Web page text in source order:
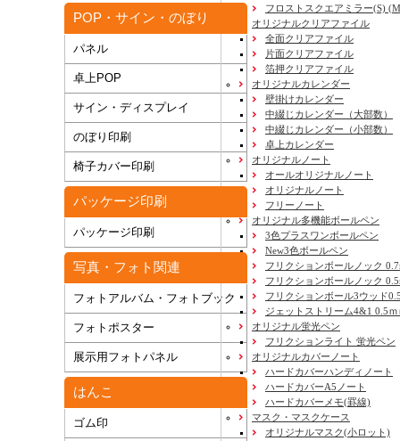
POP・サイン・のぼり
パネル
卓上POP
サイン・ディスプレイ
のぼり印刷
椅子カバー印刷
パッケージ印刷
パッケージ印刷
写真・フォト関連
フォトアルバム・フォトブック
フォトポスター
展示用フォトパネル
はんこ
ゴム印
フロストスクエアミラー(S)
オリジナルクリアファイル
全面クリアファイル
片面クリアファイル
箔押クリアファイル
オリジナルカレンダー
壁掛けカレンダー
中綴じカレンダー（大部数）
中綴じカレンダー（小部数）
卓上カレンダー
オリジナルノート
オールオリジナルノート
オリジナルノート
フリーノート
オリジナル多機能ボールペン
3色プラスワンボールペン
New3色ボールペン
フリクションボールノック
フリクションボールノック
フリクションボール3ウッド
ジェットストリーム4&1 0.5ｍ
オリジナル蛍光ペン
フリクションライト 蛍光ペン
オリジナルカバーノート
ハードカバーハンディノート
ハードカバーA5ノート
ハードカバーメモ(罫線)
マスク・マスクケース
オリジナルマスク(小ロット)